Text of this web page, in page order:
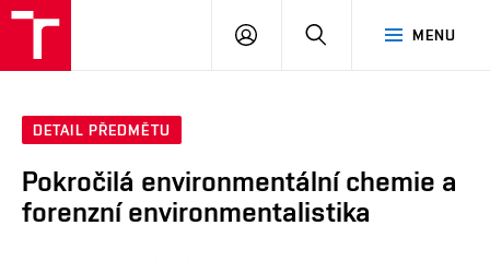
MENU
PŘIHLÁSIT
DETAIL PŘEDMĚTU
Pokročilá environmentální chemie a
forenzní environmentalistika